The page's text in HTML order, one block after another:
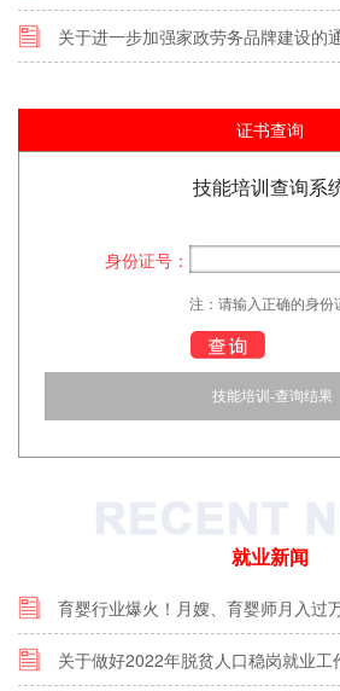
关于进一步加强家政劳务品牌建设的
证书查询
技能培训查询系
身份证号：
注：请输入正确的身份
技能培训-查询结果
就业新闻
育婴行业爆火！月嫂、育婴师月入过
关于做好2022年脱贫人口稳岗就业